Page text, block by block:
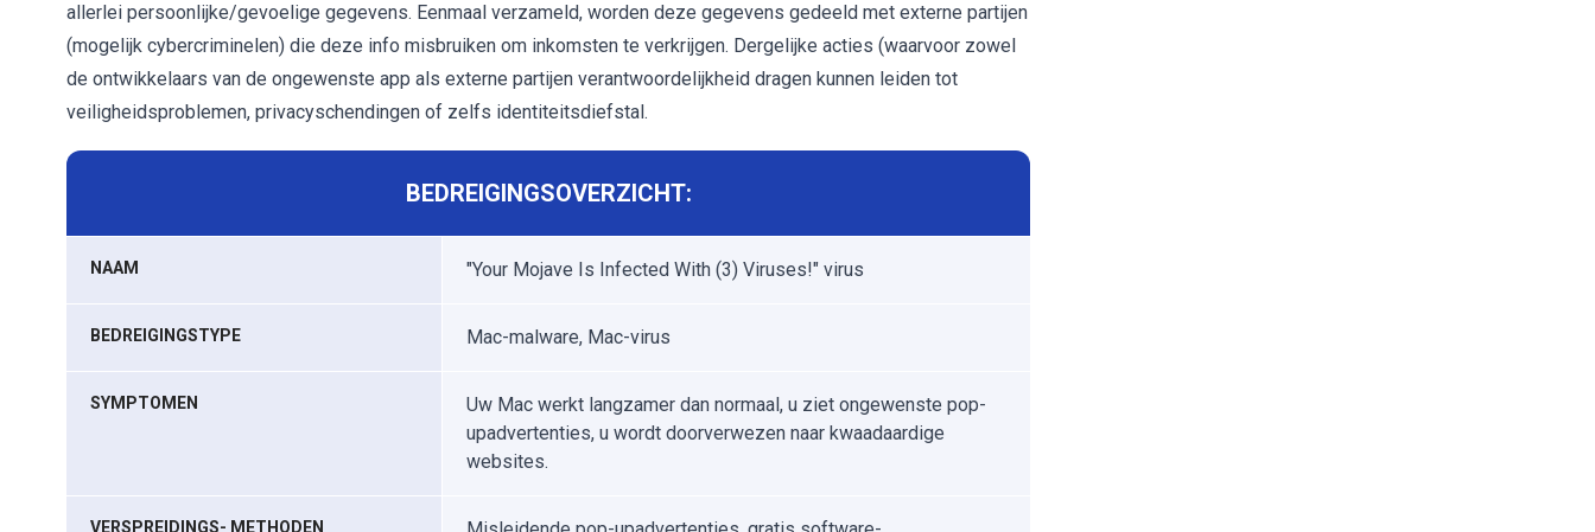
allerlei persoonlijke/gevoelige gegevens. Eenmaal verzameld, worden deze gegevens gedeeld met externe partijen
(mogelijk cybercriminelen) die deze info misbruiken om inkomsten te verkrijgen. Dergelijke acties (waarvoor zowel
de ontwikkelaars van de ongewenste app als externe partijen verantwoordelijkheid dragen kunnen leiden tot
veiligheidsproblemen, privacyschendingen of zelfs identiteitsdiefstal.
BEDREIGINGSOVERZICHT:
NAAM "Your Mojave Is Infected With (3) Viruses!" virus
BEDREIGINGSTYPE Mac-malware, Mac-virus
SYMPTOMEN
Uw Mac werkt langzamer dan normaal, u ziet ongewenste pop-
upadvertenties, u wordt doorverwezen naar kwaadaardige
websites.
VERSPREIDINGS- METHODEN